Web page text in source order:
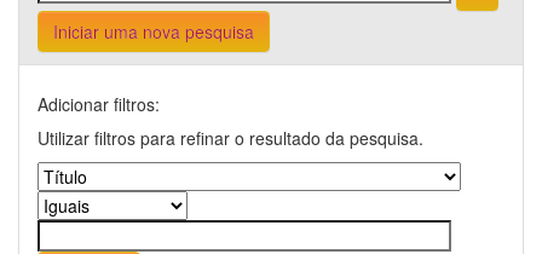
Iniciar uma nova pesquisa
Adicionar filtros:
Utilizar filtros para refinar o resultado da pesquisa.